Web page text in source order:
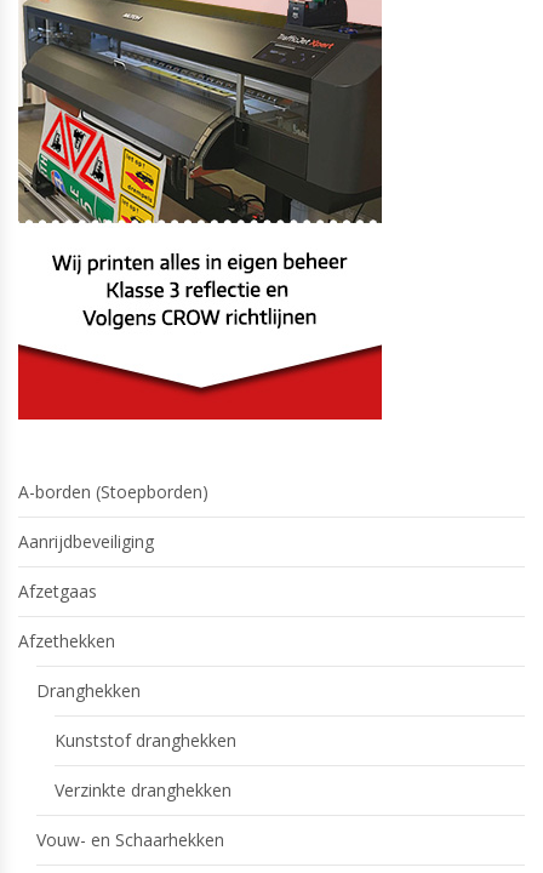
A-borden (Stoepborden)
Aanrijdbeveiliging
Afzetgaas
Afzethekken
Dranghekken
Kunststof dranghekken
Verzinkte dranghekken
Vouw- en Schaarhekken